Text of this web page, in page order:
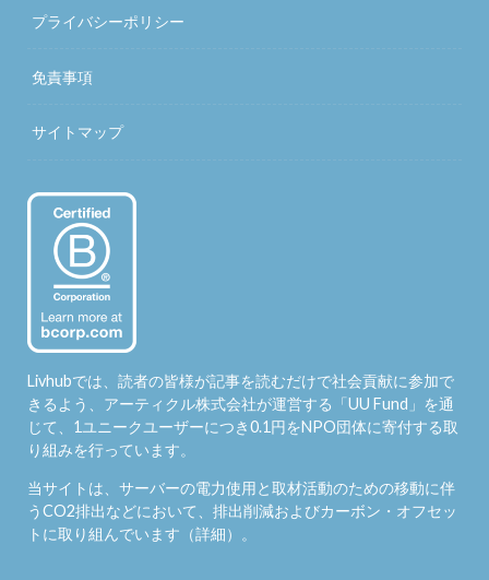
プライバシーポリシー
免責事項
サイトマップ
Livhubでは、読者の皆様が記事を読むだけで社会貢献に参加で
きるよう、アーティクル株式会社が運営する「UU Fund 」を通
じて、1ユニークユーザーにつき0.1円をNPO団体に寄付する取
り組みを行っています。
当サイトは、サーバーの電力使用と取材活動のための移動に伴
うCO2排出などにおいて、排出削減およびカーボン・オフセッ
トに取り組んでいます（詳細）。